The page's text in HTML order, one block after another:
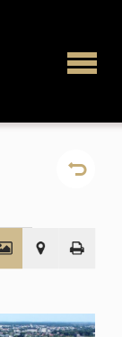
Strona
Najem